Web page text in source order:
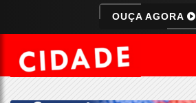
OUÇA AGORA